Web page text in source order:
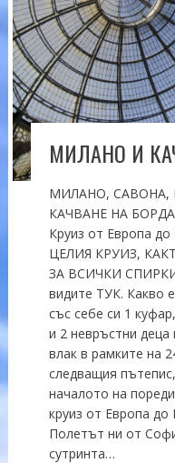
МИЛАНО И
МИЛАНО, САВОНА,
КАЧВАНЕ НА БОРДА
Круиз от Европа
ЦЕЛИЯ КРУИЗ,
ЗА ВСИЧКИ
видите ТУК. Какво
със себе си 1
и 2 невръстни
влак в рамките на
следващия
началото на
круиз от Европа
Полетът ни от
сутринта…